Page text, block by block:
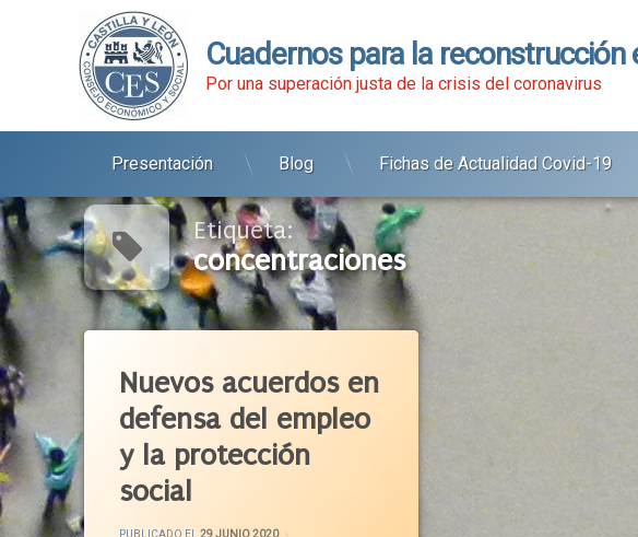
contenido
Cuadernos para la reconstrucción
Por una superación justa de la crisis del coronavirus
Presentación Blog Fichas de Actualidad Covid-19
Etiqueta:
concentraciones
Nuevos acuerdos en
defensa del empleo
y la protección
social
ATA
Autónomos
Castilla Y León